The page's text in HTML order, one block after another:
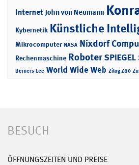
Internet John von Neumann
Kybernetik Künstliche
Mikrocomputer NASA Nixdorf
Rechenmaschine RoboterSPIEGEL
Berners-Lee World Wide Web Zilog Z80
BESUCH
ÖFFNUNGSZEITEN UND PREISE